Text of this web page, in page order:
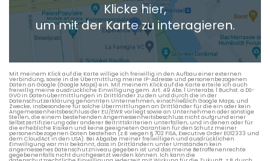
+ Aktuellen Standort hinzufügen
Die berechneten Anreisezeiten basieren auf den
Verkehrsdaten eines typischen Dienstag morgens um 8:30.
Klicke hier,
um mit der Karte zu interagieren.
Mit meinem Klick auf die Karte willige ich freiwillig in den Aufbau einer externen
Verbindung, sowie in die Übermittlung meine IP-Adresse und personenbezogenen
Daten an Google (Google Maps) ein. Mit meinem Klick auf die Karte erteile ich auch
freiwillig meine ausdrückliche Einwilligung gem. Art. 49 Abs. 1 Unterabs. 1 Buchst. a DS-
GVO in Datenübermittlungen in Drittländer zu den und durch die in der
Datenschutzerklärung genannten Unternehmen, einschließlich Google Maps, und
Zwecke, insbesondere für solche Übermittlungen an Drittländer für die ein oder kein
Angemessenheitsbeschluss der EU/EWR vorliegt sowie an Unternehmen oder sonstige
Stellen, die einem bestehenden Angemessenheitsbeschluss nicht aufgrund einer
Selbstzertifizierung oder anderer Beitrittskriterien unterfallen, und in denen oder für
die erhebliche Risiken und keine geeigneten Garantien für den Schutz meiner
personenbezogenen Daten bestehen (z.B. wegen § 702 FISA, Executive Order EO12333 und
dem CloudAct in den USA). Bei Abgabe meiner freiwilligen und ausdrücklichen
Einwilligung war mir bekannt, dass in Drittländern unter Umständen kein
angemessenes Datenschutzniveau gegeben ist und das meine Betroffenenrechte
gegebenenfalls nicht durchgesetzt werden können. Ich kann die